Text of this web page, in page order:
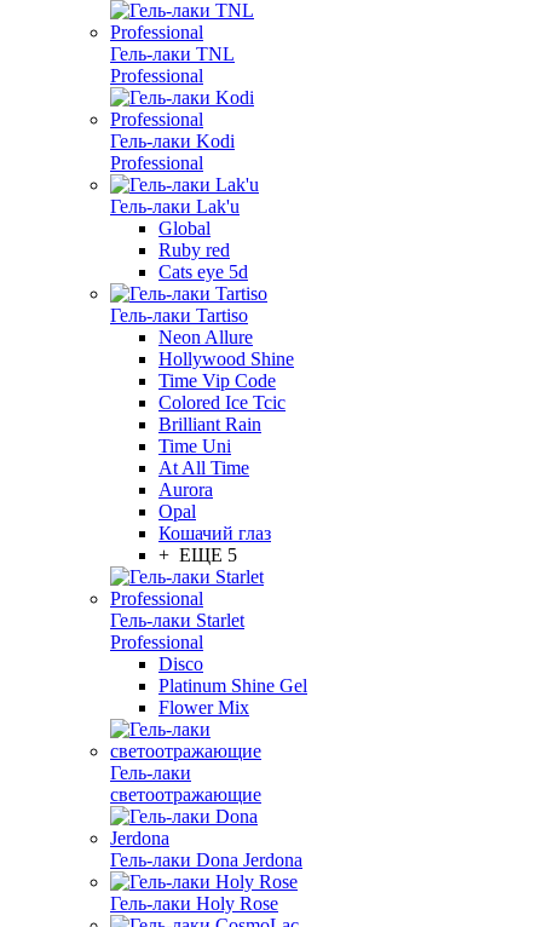
Гель-лаки TNL
Professional
Гель-лаки Kodi
Professional
Гель-лаки Lak'u
Global
Ruby red
Cats eye 5d
Гель-лаки Tartiso
Neon Allure
Hollywood Shine
Time Vip Code
Colored Ice Tcic
Brilliant Rain
Time Uni
At All Time
Aurora
Opal
Кошачий глаз
+ ЕЩЕ 5
Гель-лаки Starlet
Professional
Disco
Platinum Shine Gel
Flower Mix
Гель-лаки
светоотражающие
Гель-лаки Dona Jerdona
Гель-лаки Holy Rose